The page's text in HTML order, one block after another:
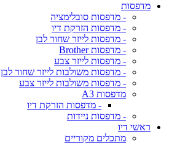
מדפסות
- מדפסות סובלימציה
- מדפסות הזרקת דיו
- מדפסות לייזר שחור לבן
- מדפסות Brother
- מדפסות לייזר צבע
- מדפסות משולבות לייזר שחור לבן
- מדפסות משולבות לייזר צבע
מדפסות A3
- מדפסות הזרקת דיו
- מדפסות ניידות
ראשי דיו
מתכלים מקוריים